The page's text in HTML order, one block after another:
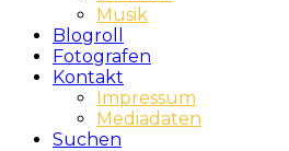
Musik
Blogroll
Fotografen
Kontakt
Impressum
Mediadaten
Suchen